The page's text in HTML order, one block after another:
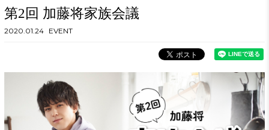
第2回 加藤将家族会議
2020.01.24 EVENT